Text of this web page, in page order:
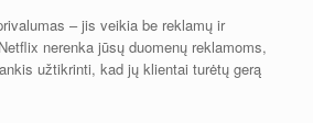
– jis veikia be reklamų ir
nerenka jūsų duomenų reklamoms,
užtikrinti, kad jų klientai turėtų gerą